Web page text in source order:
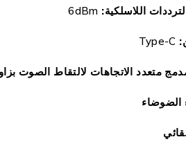
اللاسلكية:
Type-C
متعدد الاتجاهات لالتقاط الصوت بزاوية 360
الضوضاء